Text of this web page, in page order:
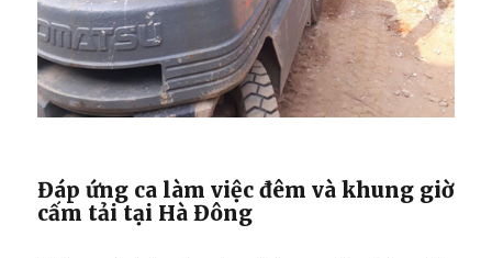
Đáp ứng ca làm việc đêm và khung giờ
cấm tải tại Hà Đông